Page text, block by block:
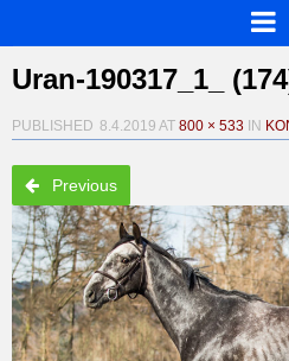
Uran-190317_1_
PUBLISHED 8.4.2019 AT 800 × 533 IN
Previous